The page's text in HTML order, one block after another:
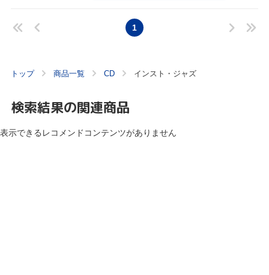
1
トップ 商品一覧 CD インスト・ジャズ
検索結果の関連商品
表示できるレコメンドコンテンツがありません